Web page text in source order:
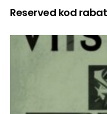
Reserved kod